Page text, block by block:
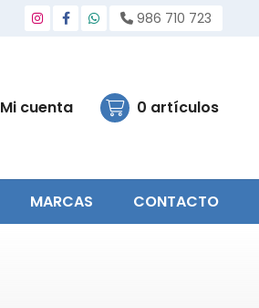
986 710 723
Mi cuenta 0 artículos
MARCAS CONTACTO